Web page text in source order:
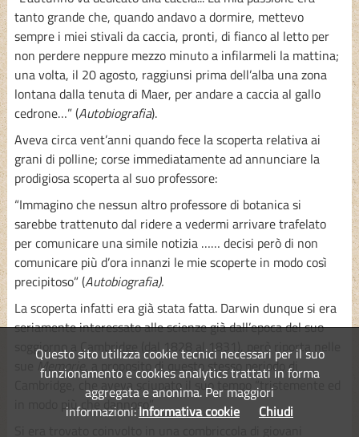
tanto grande che, quando andavo a dormire, mettevo
sempre i miei stivali da caccia, pronti, di fianco al letto per
non perdere neppure mezzo minuto a infilarmeli la mattina;
una volta, il 20 agosto, raggiunsi prima dell’alba una zona
lontana dalla tenuta di Maer, per andare a caccia al gallo
cedrone…” (Autobiografia).
Aveva circa vent’anni quando fece la scoperta relativa ai
grani di polline; corse immediatamente ad annunciare la
prodigiosa scoperta al suo professore:
“Immagino che nessun altro professore di botanica si
sarebbe trattenuto dal ridere a vedermi arrivare trafelato
per comunicare una simile notizia …… decisi però di non
comunicare più d’ora innanzi le mie scoperte in modo così
precipitoso” (Autobiografia).
La scoperta infatti era già stata fatta. Darwin dunque si era
seriamente interessato alle scienze già dall’epoca del suo
soggiorno a Cambridge (dal 1828 al 1831), però riporta nelle
Memorie
, a proposito di questo stesso periodo di
Cambridge, che aveva sciupato il suo tempo “tristemente ed
in modo più che dannoso”.
Questo sito utilizza cookie tecnici necessari per il suo
funzionamento e cookies analytics trattati in forma
aggregata e anonima. Per maggiori
informazioni:Informativa cookie Chiudi